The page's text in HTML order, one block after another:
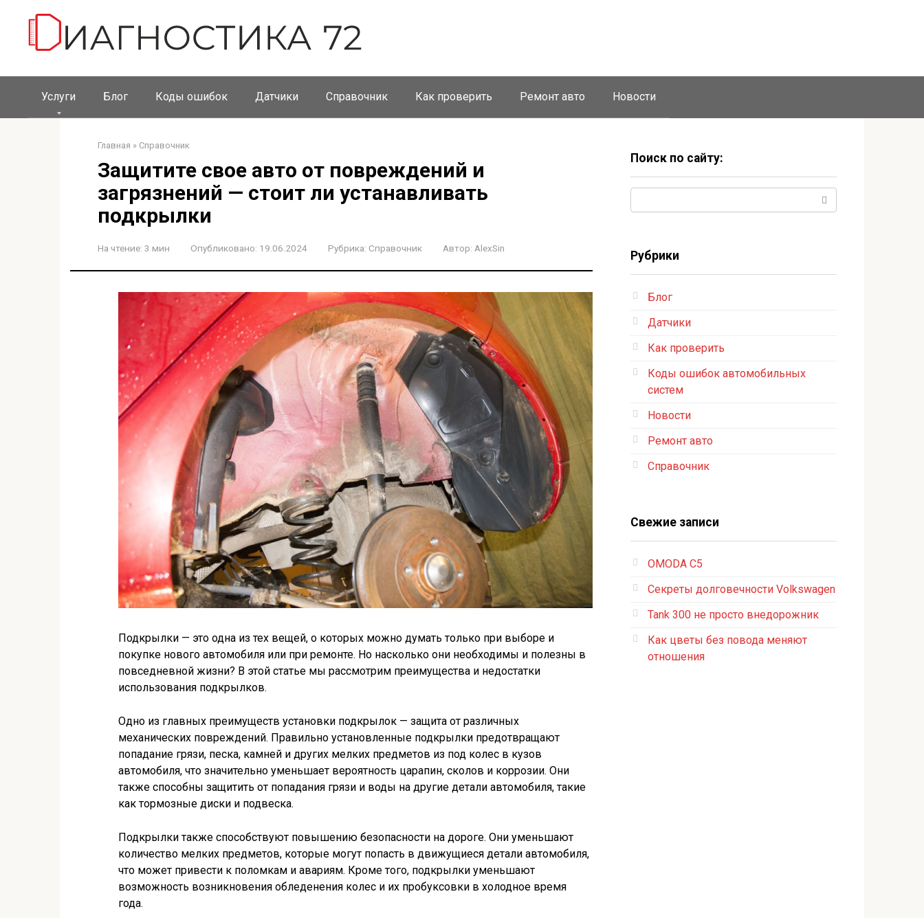
контенту
Услуги Блог Коды ошибок Датчики Справочник Как проверить Ремонт авто Новости
Главная » Справочник
Защитите свое авто от повреждений и
загрязнений — стоит ли устанавливать
подкрылки
На чтение: 3 мин Опубликовано: 19.06.2024 Рубрика: Справочник Автор: AlexSin
Подкрылки — это одна из тех вещей, о которых можно думать только при выборе и
покупке нового автомобиля или при ремонте. Но насколько они необходимы и полезны в
повседневной жизни? В этой статье мы рассмотрим преимущества и недостатки
использования подкрылков.
Одно из главных преимуществ установки подкрылок — защита от различных
механических повреждений. Правильно установленные подкрылки предотвращают
попадание грязи, песка, камней и других мелких предметов из под колес в кузов
автомобиля, что значительно уменьшает вероятность царапин, сколов и коррозии. Они
также способны защитить от попадания грязи и воды на другие детали автомобиля, такие
как тормозные диски и подвеска.
Подкрылки также способствуют повышению безопасности на дороге. Они уменьшают
количество мелких предметов, которые могут попасть в движущиеся детали автомобиля,
что может привести к поломкам и авариям. Кроме того, подкрылки уменьшают
возможность возникновения обледенения колес и их пробуксовки в холодное время
года.
Поиск по сайту:
Рубрики
Блог
Датчики
Как проверить
Коды ошибок автомобильных
систем
Новости
Ремонт авто
Справочник
Свежие записи
OMODA C5
Секреты долговечности Volkswagen
Tank 300 не просто внедорожник
Как цветы без повода меняют
отношения